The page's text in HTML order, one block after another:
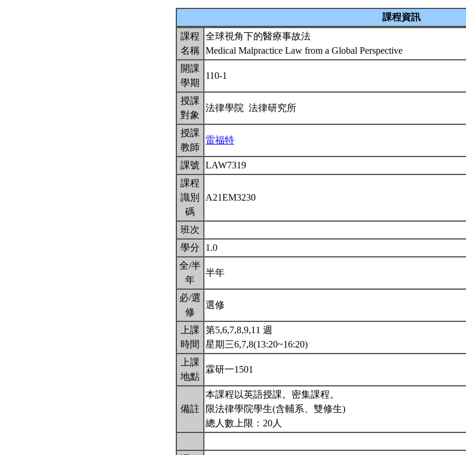
課程資訊
課程
名稱
全球視角下的醫療事故法
Medical Malpractice Law from a Global Perspective
開課
學期
110-1
授課
對象
法律學院 法律研究所
授課
教師
雷福特
課號
LAW7319
課程
識別
碼
A21EM3230
班次
學分
1.0
全/半
年
半年
必/選
修
選修
上課
時間
第5,6,7,8,9,11 週
星期三6,7,8(13:20~16:20)
上課
地點
霖研一1501
備註
本課程以英語授課。密集課程。
限法律學院學生(含輔系、雙修生)
總人數上限：20人